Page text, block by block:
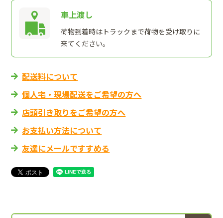
車上渡し
荷物到着時はトラックまで荷物を受け取りに
来てください。
配送料について
個人宅・現場配送をご希望の方へ
店頭引き取りをご希望の方へ
お支払い方法について
友達にメールですすめる